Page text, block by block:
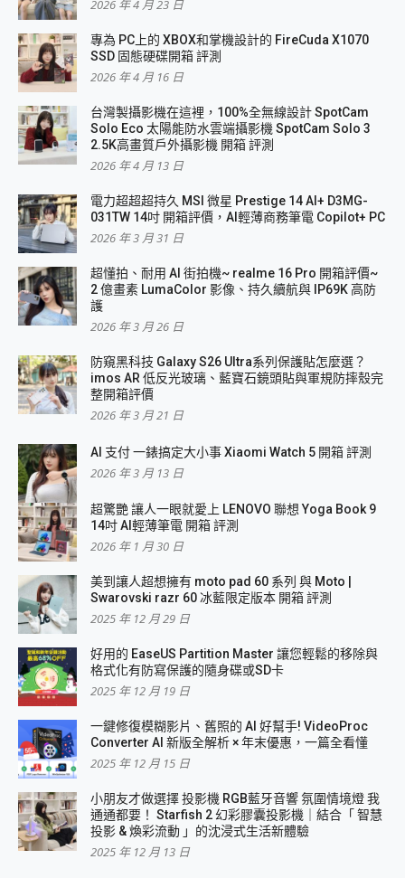
2026 年 4 月 23 日
專為 PC上的 XBOX和掌機設計的 FireCuda X1070
SSD 固態硬碟開箱 評測
2026 年 4 月 16 日
台灣製攝影機在這裡，100%全無線設計 SpotCam
Solo Eco 太陽能防水雲端攝影機 SpotCam Solo 3
2.5K高畫質戶外攝影機 開箱 評測
2026 年 4 月 13 日
電力超超超持久 MSI 微星 Prestige 14 AI+ D3MG-
031TW 14吋 開箱評價，AI輕薄商務筆電 Copilot+ PC
2026 年 3 月 31 日
超懂拍、耐用 AI 街拍機~ realme 16 Pro 開箱評價~
2 億畫素 LumaColor 影像、持久續航與 IP69K 高防
護
2026 年 3 月 26 日
防窺黑科技 Galaxy S26 Ultra系列保護貼怎麼選？
imos AR 低反光玻璃、藍寶石鏡頭貼與軍規防摔殼完
整開箱評價
2026 年 3 月 21 日
AI 支付 一錶搞定大小事 Xiaomi Watch 5 開箱 評測
2026 年 3 月 13 日
超驚艷 讓人一眼就愛上 LENOVO 聯想 Yoga Book 9
14吋 AI輕薄筆電 開箱 評測
2026 年 1 月 30 日
美到讓人超想擁有 moto pad 60 系列 與 Moto |
Swarovski razr 60 冰藍限定版本 開箱 評測
2025 年 12 月 29 日
好用的 EaseUS Partition Master 讓您輕鬆的移除與
格式化有防寫保護的隨身碟或SD卡
2025 年 12 月 19 日
一鍵修復模糊影片、舊照的 AI 好幫手! VideoProc
Converter AI 新版全解析 × 年末優惠，一篇全看懂
2025 年 12 月 15 日
小朋友才做選擇 投影機 RGB藍牙音響 氛圍情境燈 我
通通都要！ Starfish 2 幻彩膠囊投影機｜結合「 智慧
投影 & 煥彩流動 」的沈浸式生活新體驗
2025 年 12 月 13 日